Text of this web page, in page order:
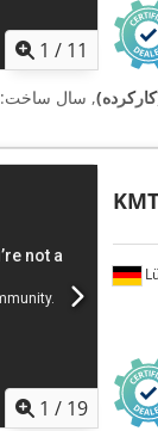
1 / 11
, سال ساخت:
1 / 19